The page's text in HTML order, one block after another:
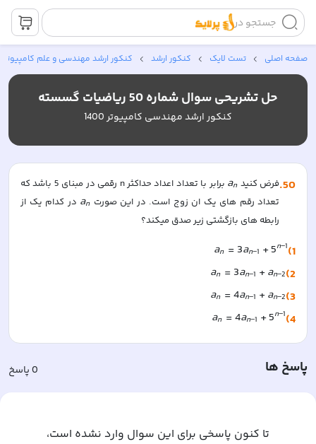
جستجو در
صفحه اصلی تست لایک کنکور ارشد کنکور ارشد مهندسی و علم کامپیوتر
حل تشریحی سوال شماره 50 ریاضیات گسسته
کنکور ارشد مهندسی کامپیوتر 1400
50
.فرض کنید an
تعداد رقم های یک ان زوج است. در این صورت
an
رابطه های بازگشتی زیر صدق میکند؟
1)
an = 3an−1 +5n−1
2)
an = 3an−1 +an−2
3)
an =4an−1 +an−2
4)
an =4an−1 +5n−1
پاسخ ها 0پاسخ
تا کنون پاسخی برای این سوال وارد نشده است،